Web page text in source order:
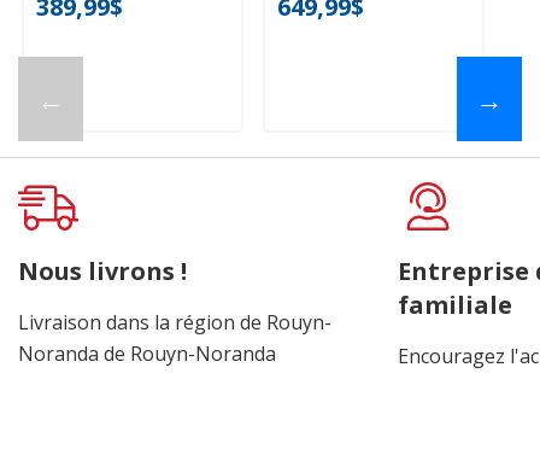
← →
Nous livrons !
Livraison dans la région de Rouyn-
Noranda de Rouyn-Noranda
Entreprise
familiale
Encouragez